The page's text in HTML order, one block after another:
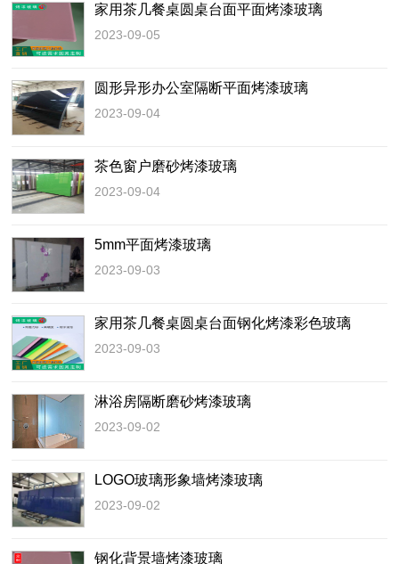
家用茶几餐桌圆桌台面平面烤漆玻璃
2023-09-05
圆形异形办公室隔断平面烤漆玻璃
2023-09-04
茶色窗户磨砂烤漆玻璃
2023-09-04
5mm平面烤漆玻璃
2023-09-03
家用茶几餐桌圆桌台面钢化烤漆彩色玻璃
2023-09-03
淋浴房隔断磨砂烤漆玻璃
2023-09-02
LOGO玻璃形象墙烤漆玻璃
2023-09-02
钢化背景墙烤漆玻璃